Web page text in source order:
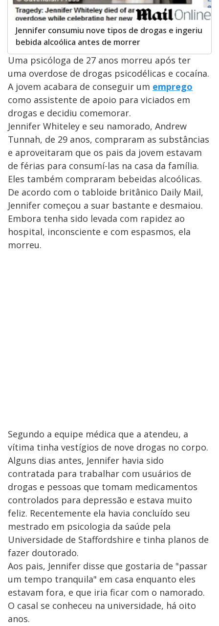
Jennifer consumiu nove tipos de drogas e ingeriu
bebida alcoólica antes de morrer
Uma psicóloga de 27 anos morreu após ter
uma overdose de drogas psicodélicas e cocaína.
A jovem acabara de conseguir um emprego
como assistente de apoio para viciados em
drogas e decidiu comemorar.
Jennifer Whiteley e seu namorado, Andrew
Tunnah, de 29 anos, compraram as substâncias
e aproveitaram que os pais da jovem estavam
de férias para consumí-las na casa da família.
Eles também compraram bebeidas alcoólicas.
De acordo com o tabloide britânico Daily Mail,
Jennifer começou a suar bastante e desmaiou.
Embora tenha sido levada com rapidez ao
hospital, inconsciente e com espasmos, ela
morreu.
Segundo a equipe médica que a atendeu, a
vítima tinha vestígios de nove drogas no corpo.
Alguns dias antes, Jennifer havia sido
contratada para trabalhar com usuários de
drogas e pessoas que tomam medicamentos
controlados para depressão e estava muito
feliz. Recentemente ela havia concluído seu
mestrado em psicologia da saúde pela
Universidade de Staffordshire e tinha planos de
fazer doutorado.
Aos pais, Jennifer disse que gostaria de "passar
um tempo tranquila" em casa enquanto eles
estavam fora, e que iria ficar com o namorado.
O casal se conheceu na universidade, há oito
anos.